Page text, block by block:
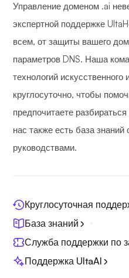
Управление доменом .ai
экспертной поддержке
всем, от защиты вашего
параметров DNS. Наша
технологий
круглосуточно, чтобы
предпочитаете
нас также есть база
руководствами.
Круглосуточная
База знаний
Служба поддержки по
Поддержка UltaAI